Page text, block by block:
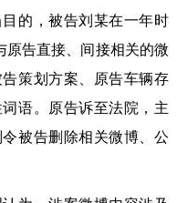
的，被告刘某在一年时
原告直接、间接相关的微
策划方案、原告车辆存
语。原告诉至法院，主
被告删除相关微博、公